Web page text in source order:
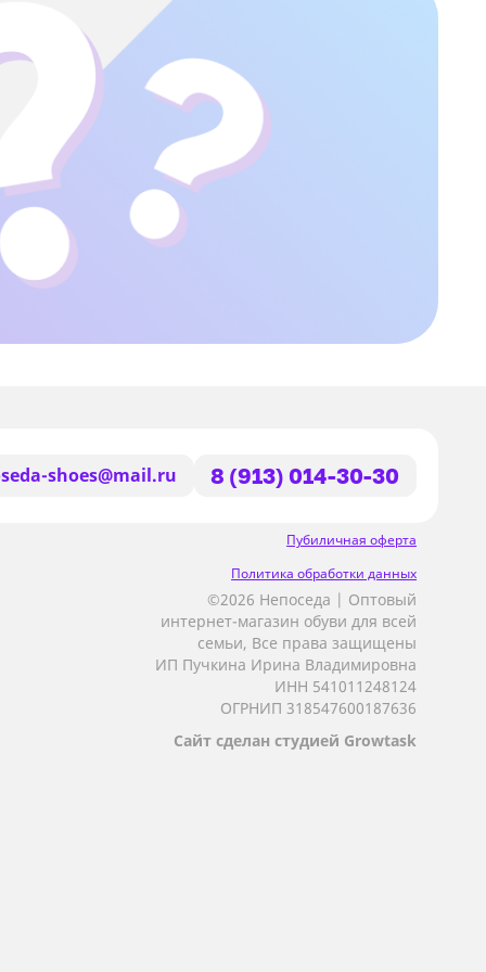
shoes@mail.ru 8 (913) 014-30-30
Пубиличная оферта
Политика обработки данных
©2026 Непоседа | Оптовый
интернет-магазин обуви для всей
семьи, Все права защищены
ИП Пучкина Ирина Владимировна
ИНН 541011248124
ОГРНИП 318547600187636
Сайт сделан студией Growtask